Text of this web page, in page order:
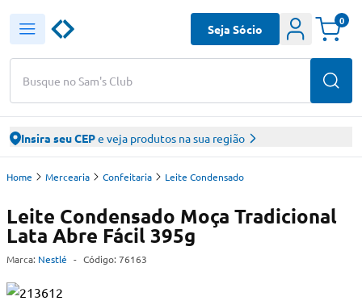
Busque no Sam's Club
Seja Sócio
0
Insira seu CEPe veja produtos na sua região
Home Mercearia Confeitaria Leite Condensado
Leite Condensado Moça Tradicional
Lata Abre Fácil 395g
Marca: Nestlé - Código: 76163